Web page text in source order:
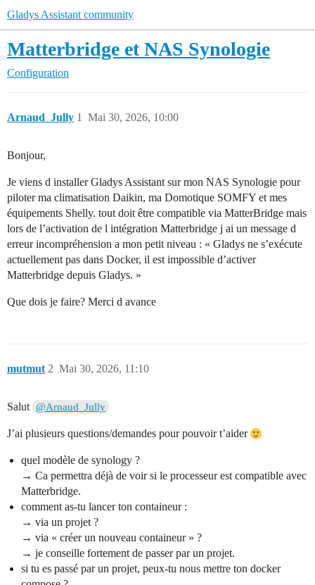
Gladys Assistant community
Matterbridge et NAS Synologie
Configuration
Arnaud_Jully Mai 30, 2026, 10:00
1
Bonjour,
Je viens d installer Gladys Assistant sur mon NAS Synologie pour
piloter ma climatisation Daikin, ma Domotique SOMFY et mes
équipements Shelly. tout doit être compatible via MatterBridge mais
lors de l’activation de l intégration Matterbridge j ai un message d
erreur incompréhension a mon petit niveau : « Gladys ne s’exécute
actuellement pas dans Docker, il est impossible d’activer
Matterbridge depuis Gladys. »
Que dois je faire? Merci d avance
mutmut Mai 30, 2026, 11:10
2
Salut @Arnaud_Jully
J’ai plusieurs questions/demandes pour pouvoir t’aider
quel modèle de synology ?
→ Ca permettra déjà de voir si le processeur est compatible avec
Matterbridge.
comment as-tu lancer ton containeur :
→ via un projet ?
→ via « créer un nouveau containeur » ?
→ je conseille fortement de passer par un projet.
si tu es passé par un projet, peux-tu nous mettre ton docker